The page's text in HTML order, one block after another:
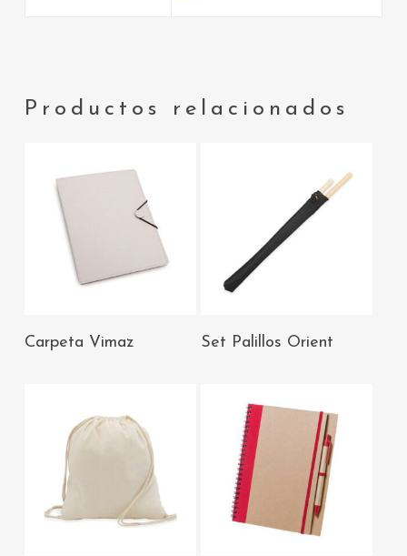
Productos relacionados
AÑADIR AL
Carpeta Vimaz
AÑADIR AL
Set Palillos Orient